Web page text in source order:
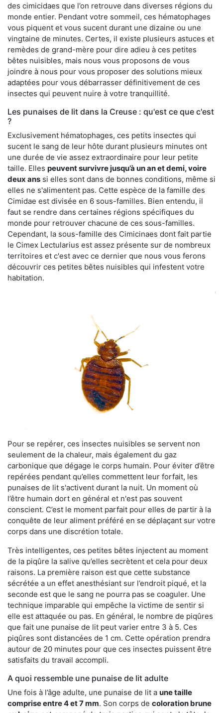
des cimicidaes que l’on retrouve dans diverses régions du
monde entier. Pendant votre sommeil, ces hématophages
vous piquent et vous sucent durant une dizaine ou une
vingtaine de minutes. Certes, il existe plusieurs astuces et
remèdes de grand-mère pour dire adieu à ces petites
bêtes nuisibles, mais nous vous proposons de vous
joindre à nous pour vous proposer des solutions mieux
adaptées pour vous débarrasser définitivement de ces
insectes qui peuvent nuire à votre tranquillité.
Les punaises de lit dans la Creuse : qu'est ce que c'est
?
Exclusivement hématophages, ces petits insectes qui
sucent le sang de leur hôte durant plusieurs minutes ont
une durée de vie assez extraordinaire pour leur petite
taille. Elles peuvent survivre jusqu’à un an et demi, voire
deux ans si elles sont dans de bonnes conditions, même si
elles ne s'alimentent pas. Cette espèce de la famille des
Cimidae est divisée en 6 sous-familles. Bien entendu, il
faut se rendre dans certaines régions spécifiques du
monde pour retrouver chacune de ces sous-familles.
Cependant, la sous-famille des Cimicinaes dont fait partie
le Cimex Lectularius est assez présente sur de nombreux
territoires et c'est avec ce dernier que nous vous ferons
découvrir ces petites bêtes nuisibles qui infestent votre
habitation.
Pour se repérer, ces insectes nuisibles se servent non
seulement de la chaleur, mais également du gaz
carbonique que dégage le corps humain. Pour éviter d’être
repérées pendant qu’elles commettent leur forfait, les
punaises de lit s'activent durant la nuit. Un moment où
l’être humain dort en général et n'est pas souvent
conscient. C’est le moment parfait pour elles de partir à la
conquête de leur aliment préféré en se déplaçant sur votre
corps dans une discrétion totale.
Très intelligentes, ces petites bêtes injectent au moment
de la piqûre la salive qu’elles secrètent et cela pour deux
raisons. La première raison est que cette substance
sécrétée a un effet anesthésiant sur l’endroit piqué, et la
seconde est que le sang ne pourra pas se coaguler. Une
technique imparable qui empêche la victime de sentir si
elle est attaquée ou pas. En général, le nombre de piqûres
que fait une punaise de lit peut varier entre 3 à 5. Ces
piqûres sont distancées de 1 cm. Cette opération prendra
autour de 20 minutes pour que ces insectes puissent être
satisfaits du travail accompli.
A quoi ressemble une punaise de lit adulte
Une fois à l’âge adulte, une punaise de lit a une taille
comprise entre 4 et 7 mm. Son corps de coloration brune